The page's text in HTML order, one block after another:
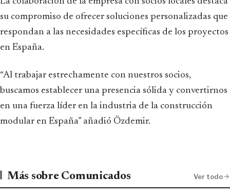
su compromiso de ofrecer soluciones personalizadas que
respondan a las necesidades específicas de los proyectos
en España.
“Al trabajar estrechamente con nuestros socios,
buscamos establecer una presencia sólida y convertirnos
en una fuerza líder en la industria de la construcción
modular en España” añadió Özdemir.
Más sobre Comunicados Ver todo